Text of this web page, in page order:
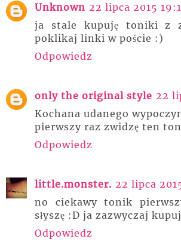
Unknown 22 lipca 2015
ja stale kupuję toniki z
poklikaj linki w poście :)
Odpowiedz
only the original style 22
Kochana udanego
pierwszy raz zwidzę ten
Odpowiedz
little.monster. 22 lipca
no ciekawy tonik
słyszę :D ja zazwyczaj
Odpowiedz